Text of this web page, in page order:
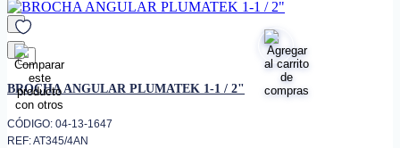
favorito
BROCHA ANGULAR PLUMATEK 1-1 / 2"
CÓDIGO: 04-13-1647
REF: AT345/4AN